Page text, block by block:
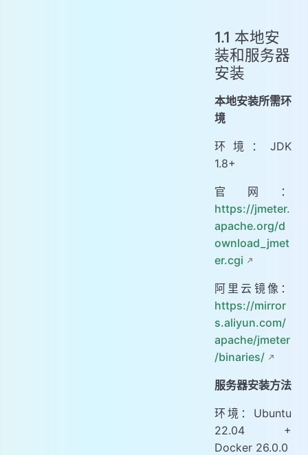
1.1 本地安
装和服务器
安装
本地安装所需环
境
环境：JDK
1.8+
官网：
https://jmeter.
apache.org/d
ownload_jmet
er.cgi
阿里云镜像：
https://mirror
s.aliyun.com/
apache/jmeter
/binaries/
服务器安装方法
环境：Ubuntu
22.04 +
Docker 26.0.0